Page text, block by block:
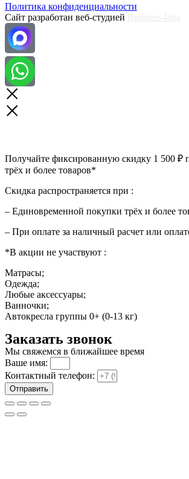
Политика конфиденциальности
Сайт разработан веб-студией
Получайте фиксированную скидку 1 500 ₽
трёх и более товаров*
Скидка распространяется при :
– Единовременной покупки трёх и более
– При оплате за наличный расчет или
*В акции не участвуют :
Матрасы;
Одежда;
Любые аксессуары;
Ванночки;
Автокресла группы 0+ (0-13 кг)
Заказать звонок
Мы свяжемся в ближайшее время
Ваше имя:
Контактный телефон:
Отправить